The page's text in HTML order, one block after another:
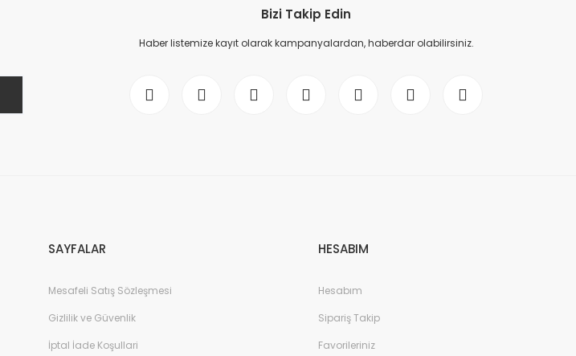
Bizi Takip Edin
Haber listemize kayıt olarak kampanyalardan, haberdar olabilirsiniz.
SAYFALAR
Mesafeli Satış Sözleşmesi
Gizlilik ve Güvenlik
İptal İade Koşullari
HESABIM
Hesabım
Sipariş Takip
Favorileriniz